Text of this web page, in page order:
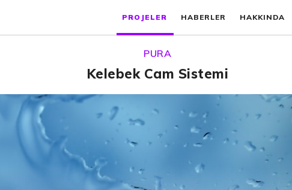
PROJELER HABERLER HAKKINDA
PURA
Kelebek Cam Sistemi